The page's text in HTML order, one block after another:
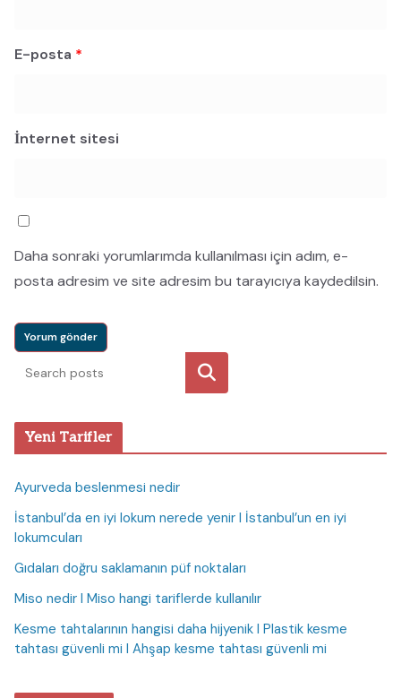
E-posta *
İnternet sitesi
Daha sonraki yorumlarımda kullanılması için adım, e-
posta adresim ve site adresim bu tarayıcıya kaydedilsin.
Ara
Yeni Tarifler
Ayurveda beslenmesi nedir
İstanbul’da en iyi lokum nerede yenir I İstanbul’un en iyi
lokumcuları
Gıdaları doğru saklamanın püf noktaları
Miso nedir I Miso hangi tariflerde kullanılır
Kesme tahtalarının hangisi daha hijyenik I Plastik kesme
tahtası güvenli mi I Ahşap kesme tahtası güvenli mi